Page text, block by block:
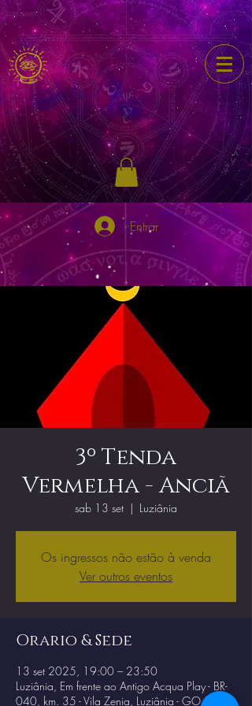
Entrar
3º Tenda
Vermelha - Anciã
sab 13 set
  |
Luziânia
Os ingressos não estão à venda
Ver outros eventos
Orario & Sede
13 set 2025, 19:00 – 23:50
Luziânia, Em frente ao Antigo Acqua Play - BR-
040, km. 35 - Vila Zenia, Luziânia - GO,